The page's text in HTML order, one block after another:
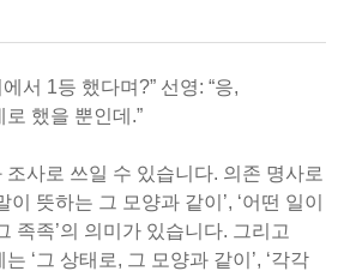
서 1등 했다며?” 선영: “응,
했을 뿐인데.”
조사로 쓰일 수 있습니다. 의존 명사로
이 뜻하는 그 모양과 같이’, ‘어떤 일이
족족’의 의미가 있습니다. 그리고
‘그 상태로, 그 모양과 같이’, ‘각각